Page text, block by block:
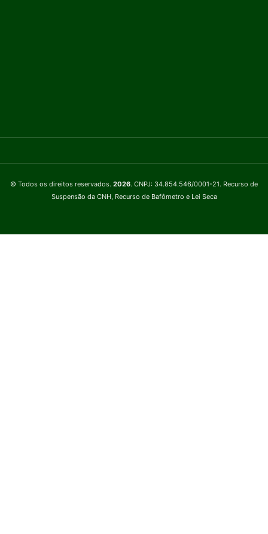
© Todos os direitos reservados. 2026. CNPJ: 34.854.546/0001-21. Recurso de
Suspensão da CNH, Recurso de Bafômetro e Lei Seca